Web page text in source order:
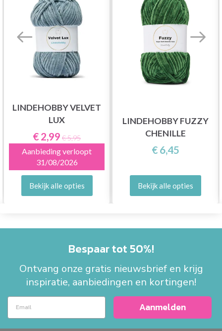
LINDEHOBBY VELVET
LUX
€ 2,99 € 5,95
Aanbieding verloopt
31/08/2026
Bekijk alle opties
LINDEHOBBY FUZZY
CHENILLE
€ 6,45
Bekijk alle opties
Bespaar tot 50%!
Ontvang onze gratis nieuwsbrief en krijg
inspiratie, aanbiedingen en kortingen!
Aanmelden